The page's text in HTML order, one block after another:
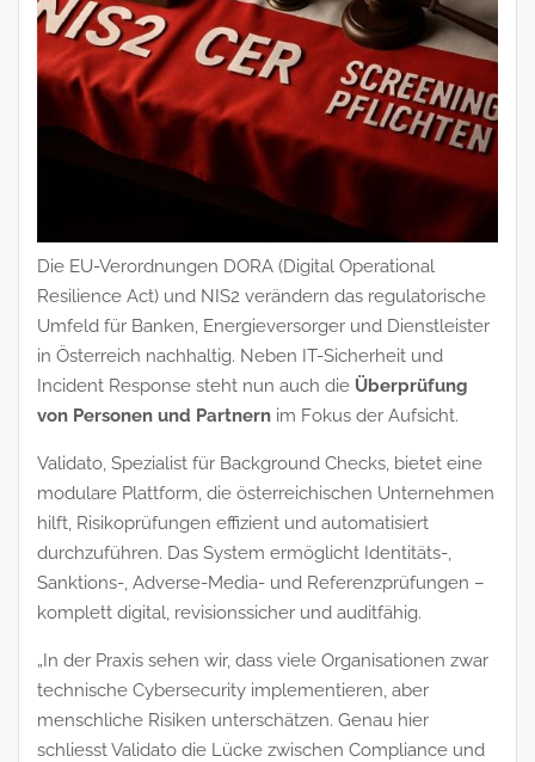
Die EU-Verordnungen DORA (Digital Operational
Resilience Act) und NIS2 verändern das regulatorische
Umfeld für Banken, Energieversorger und Dienstleister
in Österreich nachhaltig. Neben IT-Sicherheit und
Incident Response steht nun auch die Überprüfung
von Personen und Partnern im Fokus der Aufsicht.
Validato, Spezialist für Background Checks, bietet eine
modulare Plattform, die österreichischen Unternehmen
hilft, Risikoprüfungen effizient und automatisiert
durchzuführen. Das System ermöglicht Identitäts-,
Sanktions-, Adverse-Media- und Referenzprüfungen –
komplett digital, revisionssicher und auditfähig.
„In der Praxis sehen wir, dass viele Organisationen zwar
technische Cybersecurity implementieren, aber
menschliche Risiken unterschätzen. Genau hier
schliesst Validato die Lücke zwischen Compliance und